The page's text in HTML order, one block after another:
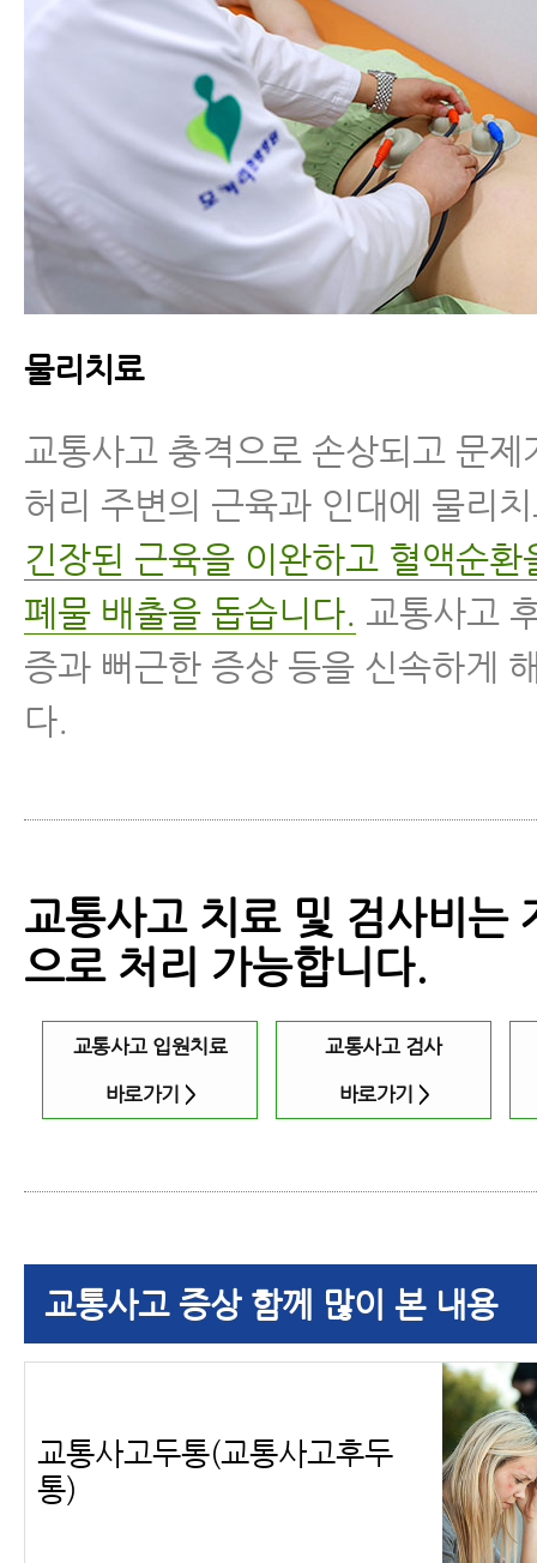
물리치료
교통사고 충격으로 손상되고 문제
허리 주변의 근육과 인대에 물리
긴장된 근육을 이완하고 혈액순환
폐물 배출을 돕습니다. 교통사고
증과 뻐근한 증상 등을 신속하게
다.
교통사고 치료 및 검사비는
으로 처리 가능합니다.
교통사고 입원치료
바로가기 >
교통사고 검사
바로가기 >
교통사고 증상 함께 많이 본 내용
교통사고두통(교통사고후두
통)